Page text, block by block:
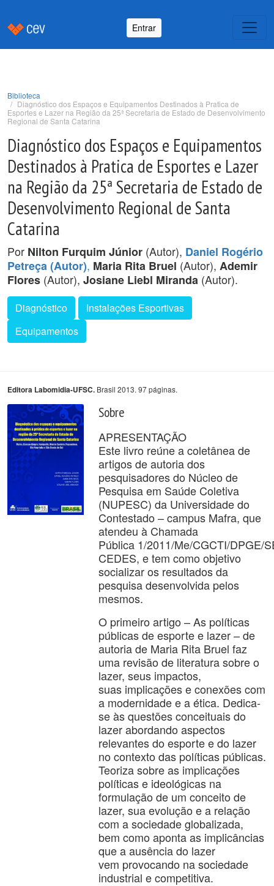
Entrar
Biblioteca
Diagnóstico dos Espaços e Equipamentos Destinados à Pratica de
Esportes e Lazer na Região da 25ª Secretaria de Estado de Desenvolvimento
Regional de Santa Catarina
Diagnóstico dos Espaços e Equipamentos
Destinados à Pratica de Esportes e Lazer
na Região da 25ª Secretaria de Estado de
Desenvolvimento Regional de Santa
Catarina
Por Nilton Furquim Júnior (Autor), Daniel Rogério
Petreça (Autor), Maria Rita Bruel (Autor), Ademir
Flores (Autor), Josiane Liebl Miranda (Autor).
Diagnóstico
Instalações Esportivas
Equipamentos
Editora Labomidia-UFSC. Brasil 2013. 97 páginas.
Sobre
APRESENTAÇÃO
Este livro reúne a coletânea de
artigos de autoria dos
pesquisadores do Núcleo de
Pesquisa em Saúde Coletiva
(NUPESC) da Universidade do
Contestado – campus Mafra, que
atendeu à Chamada
Pública 1/2011/Me/CGCTI/DPGE/
CEDES, e tem como objetivo
socializar os resultados da
pesquisa desenvolvida pelos
mesmos.
O primeiro artigo – As políticas
públicas de esporte e lazer – de
autoria de Maria Rita Bruel faz
uma revisão de literatura sobre o
lazer, seus impactos,
suas implicações e conexões com
a modernidade e a ética. Dedica-
se às questões conceituais do
lazer abordando aspectos
relevantes do esporte e do lazer
no contexto das políticas públicas.
Teoriza sobre as implicações
políticas e ideológicas na
formulação de um conceito de
lazer, sua evolução e a relação
com a sociedade globalizada,
bem como aponta as implicâncias
que a ausência do lazer
vem provocando na sociedade
industrial e competitiva.